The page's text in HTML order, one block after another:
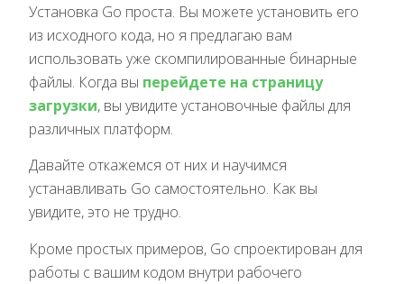
Установка Go проста. Вы можете установить его
из исходного кода, но я предлагаю вам
использовать уже скомпилированные бинарные
файлы. Когда вы перейдете на страницу
загрузки, вы увидите установочные файлы для
различных платформ.
Давайте откажемся от них и научимся
устанавливать Go самостоятельно. Как вы
увидите, это не трудно.
Кроме простых примеров, Go спроектирован для
работы с вашим кодом внутри рабочего